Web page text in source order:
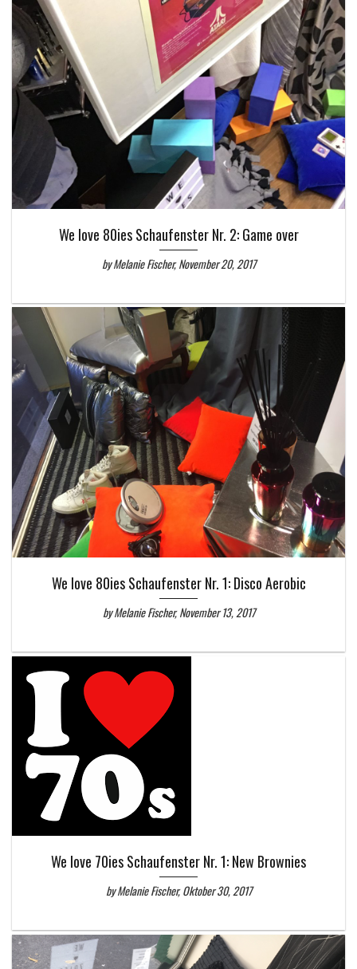
We love 80ies Schaufenster Nr. 2: Game over
by Melanie Fischer, November 20, 2017
We love 80ies Schaufenster Nr. 1: Disco Aerobic
by Melanie Fischer, November 13, 2017
We love 70ies Schaufenster Nr. 1: New Brownies
by Melanie Fischer, Oktober 30, 2017